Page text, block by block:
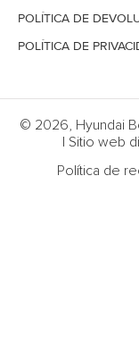
POLÍTICA DE
POLÍTICA DE
© 2026, Hyundai
| Sitio web
Política de